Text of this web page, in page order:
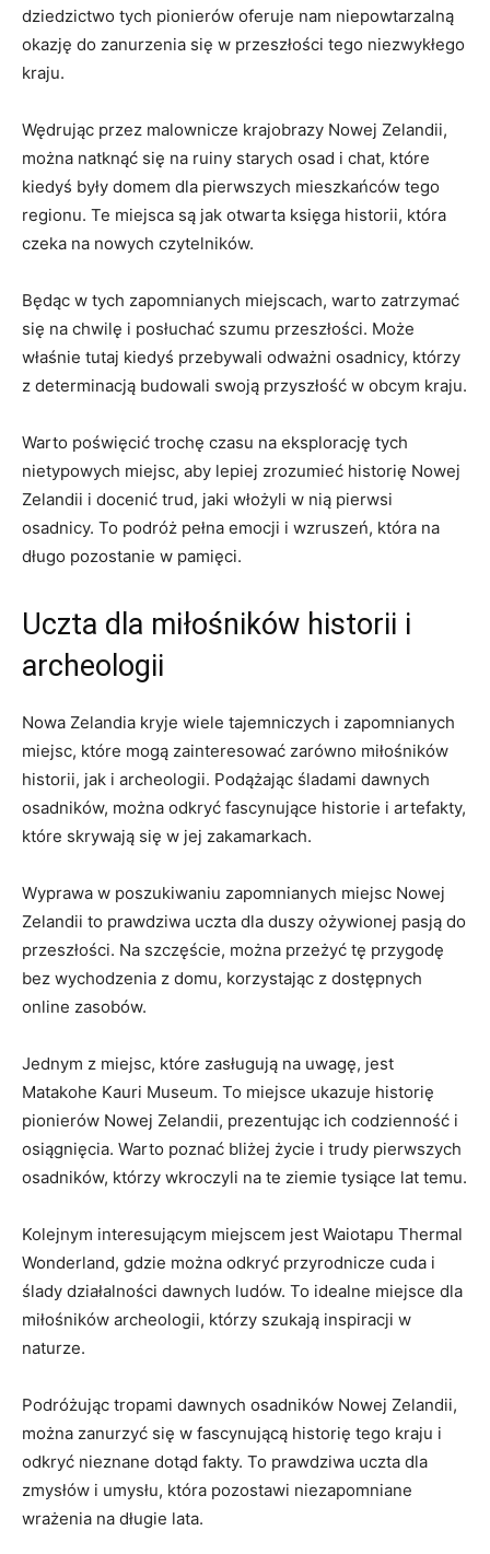
dziedzictwo tych pionierów oferuje nam niepowtarzalną
okazję do zanurzenia się w przeszłości⁤ tego niezwykłego
kraju.
Wędrując ​przez malownicze krajobrazy Nowej Zelandii,
‌można natknąć się ⁣na ruiny starych‌ osad ⁢i chat, które
kiedyś były domem dla pierwszych mieszkańców‍ tego
regionu. Te miejsca ‍są jak otwarta księga historii,‍ która
⁤czeka na nowych czytelników.
Będąc ​w tych zapomnianych miejscach, warto zatrzymać
się na‌ chwilę ‍i​ posłuchać szumu przeszłości. ‌Może
właśnie tutaj kiedyś przebywali odważni ⁤osadnicy, którzy
z determinacją budowali ‌swoją przyszłość w obcym⁢ kraju.
Warto‍ poświęcić trochę czasu na eksplorację tych‍
nietypowych‍ miejsc, aby lepiej zrozumieć historię Nowej
Zelandii​ i docenić trud, jaki ⁢włożyli w⁤ nią pierwsi
osadnicy. To podróż pełna emocji i wzruszeń, która na​
długo pozostanie w pamięci.
Uczta dla miłośników historii i
archeologii
Nowa Zelandia kryje wiele ⁣tajemniczych ⁤i zapomnianych
‌miejsc, które mogą ‍zainteresować ‌zarówno miłośników
historii, jak i archeologii. ⁣Podążając śladami dawnych
osadników, można odkryć fascynujące historie⁣ i artefakty,
które skrywają⁤ się w‍ jej zakamarkach.
Wyprawa w poszukiwaniu ⁤zapomnianych miejsc ‍Nowej⁣
Zelandii to prawdziwa uczta dla duszy ożywionej pasją do
przeszłości. Na szczęście, ‍można przeżyć tę⁣ przygodę
‌bez wychodzenia z ‌domu, korzystając z⁣ dostępnych
online zasobów.
Jednym⁢ z miejsc, które zasługują⁢ na uwagę, jest
Matakohe⁤ Kauri Museum. To miejsce ukazuje historię ​
pionierów Nowej Zelandii, prezentując ich codzienność i‌
osiągnięcia.‍ Warto poznać⁣ bliżej życie i ‍trudy pierwszych
osadników, którzy wkroczyli‌ na te ‍ziemie tysiące ⁤lat temu.
Kolejnym interesującym miejscem jest Waiotapu Thermal
⁢Wonderland, gdzie można odkryć przyrodnicze cuda i
ślady działalności dawnych ludów.⁣ To ‌idealne‌ miejsce dla
miłośników archeologii, którzy szukają inspiracji w
naturze.
Podróżując tropami dawnych osadników Nowej Zelandii,
można zanurzyć się w fascynującą historię ⁤tego kraju i
odkryć nieznane dotąd fakty. To prawdziwa uczta dla
zmysłów​ i umysłu, która‍ pozostawi niezapomniane
⁢wrażenia‍ na długie⁢ lata.